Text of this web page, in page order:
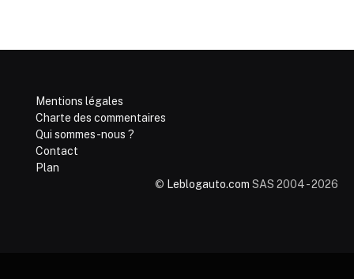
Mentions légales
Charte des commentaires
Qui sommes-nous ?
Contact
Plan
© Leblogauto.com SAS 2004 - 2026